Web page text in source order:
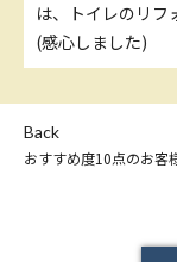
は、トイレのリフ
(感心しました)
Back
おすすめ度10点のお客